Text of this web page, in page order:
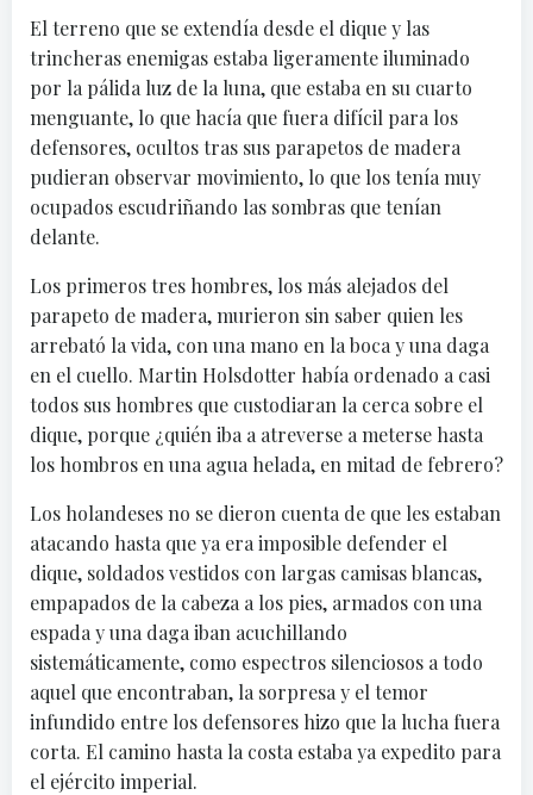
El terreno que se extendía desde el dique y las
trincheras enemigas estaba ligeramente iluminado
por la pálida luz de la luna, que estaba en su cuarto
menguante, lo que hacía que fuera difícil para los
defensores, ocultos tras sus parapetos de madera
pudieran observar movimiento, lo que los tenía muy
ocupados escudriñando las sombras que tenían
delante.
Los primeros tres hombres, los más alejados del
parapeto de madera, murieron sin saber quien les
arrebató la vida, con una mano en la boca y una daga
en el cuello. Martin Holsdotter había ordenado a casi
todos sus hombres que custodiaran la cerca sobre el
dique, porque ¿quién iba a atreverse a meterse hasta
los hombros en una agua helada, en mitad de febrero?
Los holandeses no se dieron cuenta de que les estaban
atacando hasta que ya era imposible defender el
dique, soldados vestidos con largas camisas blancas,
empapados de la cabeza a los pies, armados con una
espada y una daga iban acuchillando
sistemáticamente, como espectros silenciosos a todo
aquel que encontraban, la sorpresa y el temor
infundido entre los defensores hizo que la lucha fuera
corta. El camino hasta la costa estaba ya expedito para
el ejército imperial.